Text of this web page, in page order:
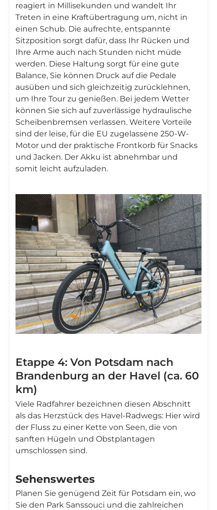
reagiert in Millisekunden und wandelt Ihr
Treten in eine Kraftübertragung um, nicht in
einen Schub. Die aufrechte, entspannte
Sitzposition sorgt dafür, dass Ihr Rücken und
Ihre Arme auch nach Stunden nicht müde
werden. Diese Haltung sorgt für eine gute
Balance, Sie können Druck auf die Pedale
ausüben und sich gleichzeitig zurücklehnen,
um Ihre Tour zu genießen. Bei jedem Wetter
können Sie sich auf zuverlässige hydraulische
Scheibenbremsen verlassen. Weitere Vorteile
sind der leise, für die EU zugelassene 250-W-
Motor und der praktische Frontkorb für Snacks
und Jacken. Der Akku ist abnehmbar und
somit leicht aufzuladen.
Etappe 4: Von Potsdam nach
Brandenburg an der Havel (ca. 60
km)
Viele Radfahrer bezeichnen diesen Abschnitt
als das Herzstück des Havel-Radwegs: Hier wird
der Fluss zu einer Kette von Seen, die von
sanften Hügeln und Obstplantagen
umschlossen sind.
Sehenswertes
Planen Sie genügend Zeit für Potsdam ein, wo
Sie den Park Sanssouci und die zahlreichen